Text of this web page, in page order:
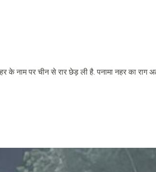
के नाम पर चीन से रार छेड़ ली है. पनामा नहर का राग